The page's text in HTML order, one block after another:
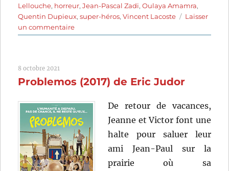
Lellouche, horreur,Jean-Pascal Zadi,Oulaya Amamra,
Quentin Dupieux,super-héros,Vincent Lacoste
Laisser
un commentairesur
Fumer
de
Dupieux
8 octobre 2021
Problemos (2017) de Eric Judor
De retour de vacances,
Jeanne et Victor font une
halte pour saluer leur
ami Jean-Paul sur la
prairie où sa